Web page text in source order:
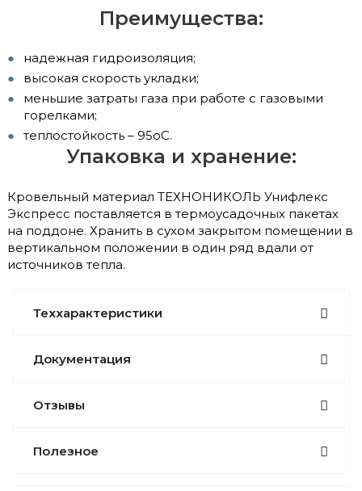
Преимущества:
надежная гидроизоляция;
высокая скорость укладки;
меньшие затраты газа при работе с газовыми
горелками;
теплостойкость – 95оС.
Упаковка и хранение:
Кровельный материал ТЕХНОНИКОЛЬ Унифлекс
Экспресс поставляется в термоусадочных пакетах
на поддоне. Хранить в сухом закрытом помещении в
вертикальном положении в один ряд вдали от
источников тепла.
Теххарактеристики
Документация
Отзывы
Полезное